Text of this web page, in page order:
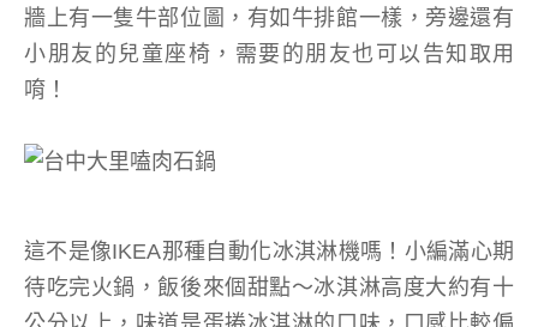
牆上有一隻牛部位圖，有如牛排館一樣，旁邊還有
小朋友的兒童座椅，需要的朋友也可以告知取用
唷！
這不是像IKEA那種自動化冰淇淋機嗎！小編滿心期
待吃完火鍋，飯後來個甜點～冰淇淋高度大約有十